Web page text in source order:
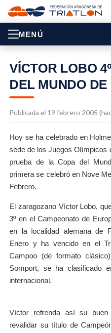
MENÚ
VÍCTOR LOBO
DEL MUNDO DE
Publicada el 19 febrero 2005
Hoy se ha celebrado en
sede de los Juegos Olímpicos
prueba de la Copa del
primera se celebró en Nove
Febrero.
El zaragozano Víctor Lobo,
3º en el Campeonato de
en la localidad alemana de
Enero y ha vencido en el
Campoo (de formato
Somport, se ha clasificado
internacional.
Víctor refrenda así su
revalidar su título de